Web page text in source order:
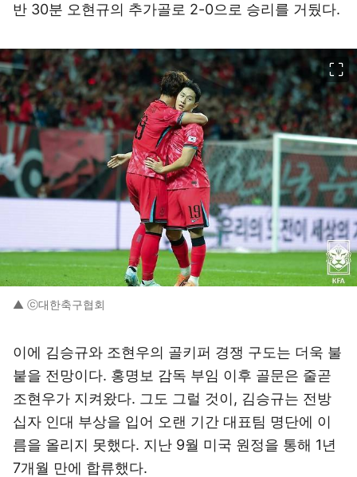
반 30분 오현규의 추가골로 2-0으로 승리를 거뒀다.
▲ ⓒ대한축구협회
이에 김승규와 조현우의 골키퍼 경쟁 구도는 더욱 불
붙을 전망이다. 홍명보 감독 부임 이후 골문은 줄곧
조현우가 지켜왔다. 그도 그럴 것이, 김승규는 전방
십자 인대 부상을 입어 오랜 기간 대표팀 명단에 이
름을 올리지 못했다. 지난 9월 미국 원정을 통해 1년
7개월 만에 합류했다.